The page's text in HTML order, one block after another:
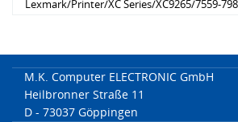
Lexmark/Printer/XC Series/XC9265/7559-
M.K. Computer ELECTRONIC GmbH
Heilbronner Straße 11
D - 73037 Göppingen